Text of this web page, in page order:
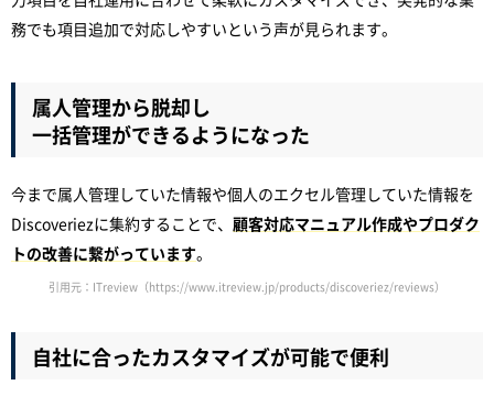
務でも項目追加で対応しやすいという声が見られます。
属人管理から脱却し
一括管理ができるようになった
今まで属人管理していた情報や個人のエクセル管理していた情報を
Discoveriezに集約することで、 顧客対応マニュアル作成やプロダク
トの改善に繋がっています。
引用元：ITreview（https://www.itreview.jp/products/discoveriez/reviews）
自社に合ったカスタマイズが可能で便利